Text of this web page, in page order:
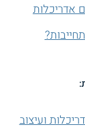
אדריכלות
ועיצוב